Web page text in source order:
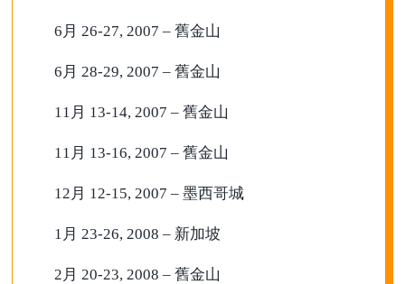
6月 26-27, 2007 – 舊金山
6月 28-29, 2007 – 舊金山
11月 13-14, 2007 – 舊金山
11月 13-16, 2007 – 舊金山
12月 12-15, 2007 – 墨西哥城
1月 23-26, 2008 – 新加坡
2月 20-23, 2008 – 舊金山